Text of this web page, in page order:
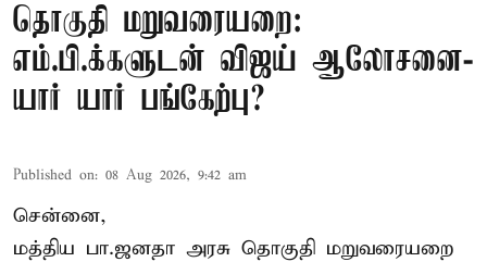
தொகுதி மறுவரையறை:
எம்.பி.க்களுடன் விஜய் ஆலோசனை-
யார் யார் பங்கேற்பு?
Published on: 08 Aug 2026, 9:42 am
சென்னை,
மத்திய பா.ஜனதா அரசு தொகுதி மறுவரையறை